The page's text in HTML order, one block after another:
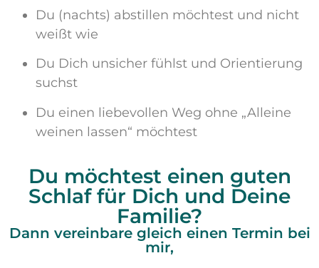
Du (nachts) abstillen möchtest und nicht
weißt wie
Du Dich unsicher fühlst und Orientierung
suchst
Du einen liebevollen Weg ohne „Alleine
weinen lassen“ möchtest
Du möchtest einen guten
Schlaf für Dich und Deine
Familie?
Dann vereinbare gleich einen Termin bei
mir,